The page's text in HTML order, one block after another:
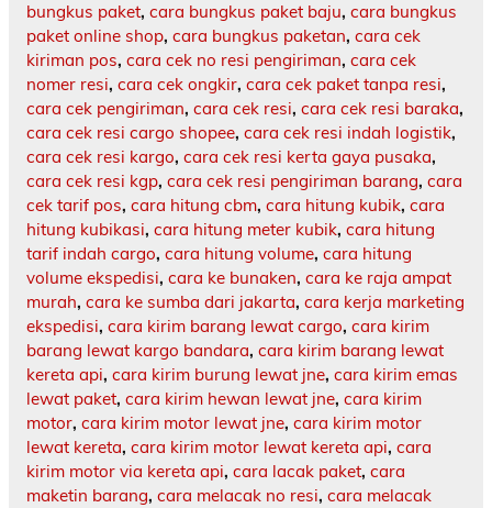
bungkus paket, cara bungkus paket baju, cara bungkus
paket online shop, cara bungkus paketan, cara cek
kiriman pos, cara cek no resi pengiriman, cara cek
nomer resi, cara cek ongkir, cara cek paket tanpa resi,
cara cek pengiriman, cara cek resi, cara cek resi baraka,
cara cek resi cargo shopee, cara cek resi indah logistik,
cara cek resi kargo, cara cek resi kerta gaya pusaka,
cara cek resi kgp, cara cek resi pengiriman barang, cara
cek tarif pos, cara hitung cbm, cara hitung kubik, cara
hitung kubikasi, cara hitung meter kubik, cara hitung
tarif indah cargo, cara hitung volume, cara hitung
volume ekspedisi, cara ke bunaken, cara ke raja ampat
murah, cara ke sumba dari jakarta, cara kerja marketing
ekspedisi, cara kirim barang lewat cargo, cara kirim
barang lewat kargo bandara, cara kirim barang lewat
kereta api, cara kirim burung lewat jne, cara kirim emas
lewat paket, cara kirim hewan lewat jne, cara kirim
motor, cara kirim motor lewat jne, cara kirim motor
lewat kereta, cara kirim motor lewat kereta api, cara
kirim motor via kereta api, cara lacak paket, cara
maketin barang, cara melacak no resi, cara melacak